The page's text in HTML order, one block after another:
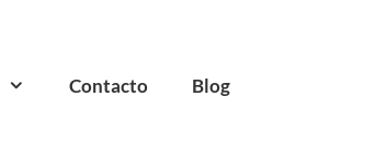
Contacto Blog